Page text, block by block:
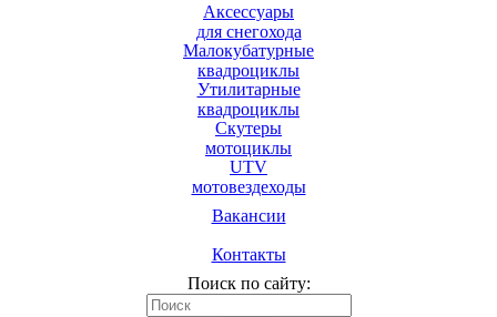
Аксессуары
для снегохода
Малокубатурные
квадроциклы
Утилитарные
квадроциклы
Скутеры
мотоциклы
UTV
мотовездеходы
Вакансии
Контакты
Поиск по сайту: